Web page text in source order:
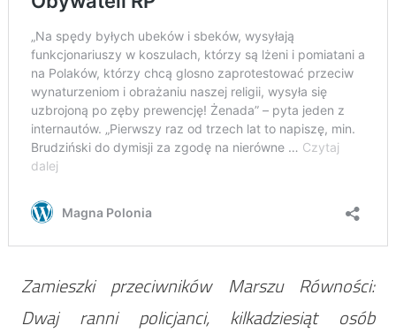
Zamieszki przeciwników Marszu Równości:
Dwaj ranni policjanci, kilkadziesiąt osób